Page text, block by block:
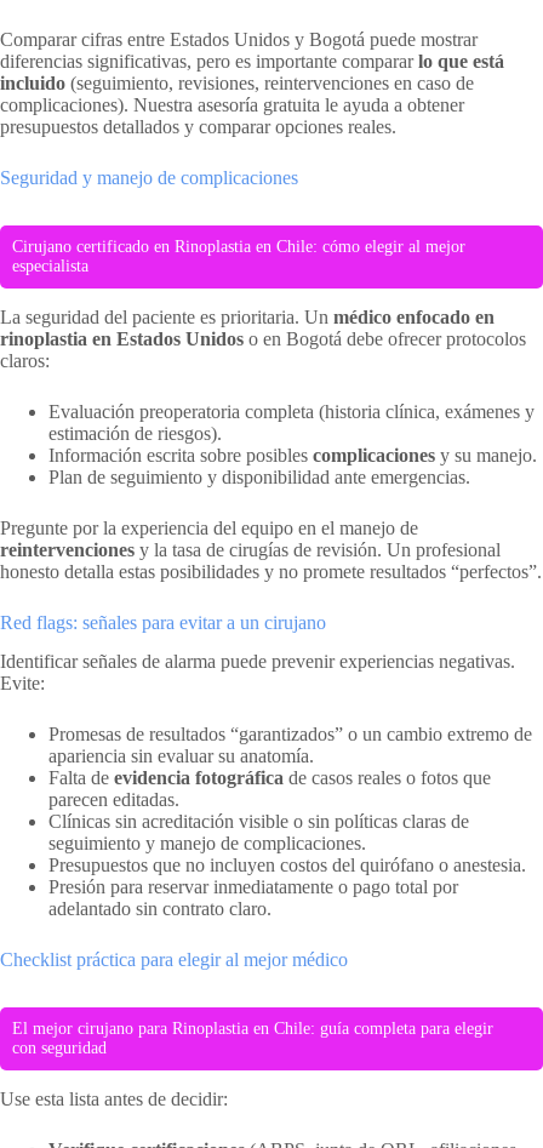
Comparar cifras entre Estados Unidos y Bogotá puede mostrar
diferencias significativas, pero es importante compararlo que está
incluido (seguimiento, revisiones, reintervenciones en caso de
complicaciones). Nuestra asesoría gratuita le ayuda a obtener
presupuestos detallados y comparar opciones reales.
Seguridad y manejo de complicaciones
Cirujano certificado en Rinoplastia en Chile: cómo elegir al mejor
especialista
La seguridad del paciente es prioritaria. Un médico enfocado en
rinoplastia en Estados Unidos o en Bogotá debe ofrecer protocolos
claros:
Evaluación preoperatoria completa (historia clínica, exámenes y
estimación de riesgos).
Información escrita sobre posibles complicaciones y su manejo.
Plan de seguimiento y disponibilidad ante emergencias.
Pregunte por la experiencia del equipo en el manejo de
reintervenciones y la tasa de cirugías de revisión. Un profesional
honesto detalla estas posibilidades y no promete resultados “perfectos”.
Red flags: señales para evitar a un cirujano
Identificar señales de alarma puede prevenir experiencias negativas.
Evite:
Promesas de resultados “garantizados” o un cambio extremo de
apariencia sin evaluar su anatomía.
Falta de evidencia fotográfica de casos reales o fotos que
parecen editadas.
Clínicas sin acreditación visible o sin políticas claras de
seguimiento y manejo de complicaciones.
Presupuestos que no incluyen costos del quirófano o anestesia.
Presión para reservar inmediatamente o pago total por
adelantado sin contrato claro.
Checklist práctica para elegir al mejor médico
El mejor cirujano para Rinoplastia en Chile: guía completa para elegir
con seguridad
Use esta lista antes de decidir: